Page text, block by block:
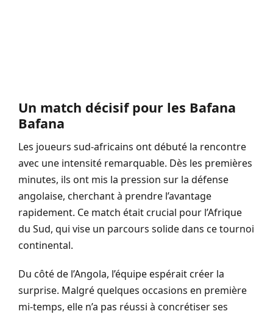
Un match décisif pour les Bafana
Bafana
Les joueurs sud-africains ont débuté la rencontre
avec une intensité remarquable. Dès les premières
minutes, ils ont mis la pression sur la défense
angolaise, cherchant à prendre l’avantage
rapidement. Ce match était crucial pour l’Afrique
du Sud, qui vise un parcours solide dans ce tournoi
continental.
Du côté de l’Angola, l’équipe espérait créer la
surprise. Malgré quelques occasions en première
mi-temps, elle n’a pas réussi à concrétiser ses